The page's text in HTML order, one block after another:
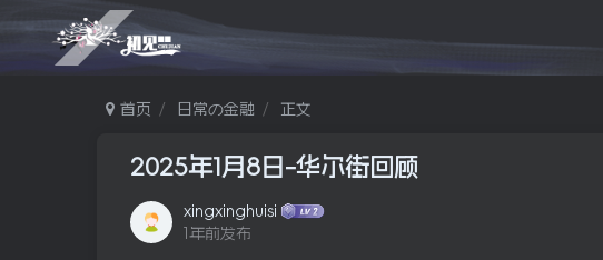
首页 日常の金融 正文
2025年1月8日-华尔街回顾
xingxinghuisi
1年前发布